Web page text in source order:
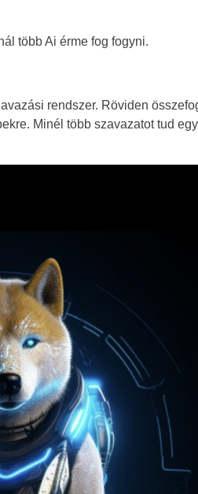
több Ai érme fog fogyni.
rendszer. Röviden
Minél több szavazatot tud